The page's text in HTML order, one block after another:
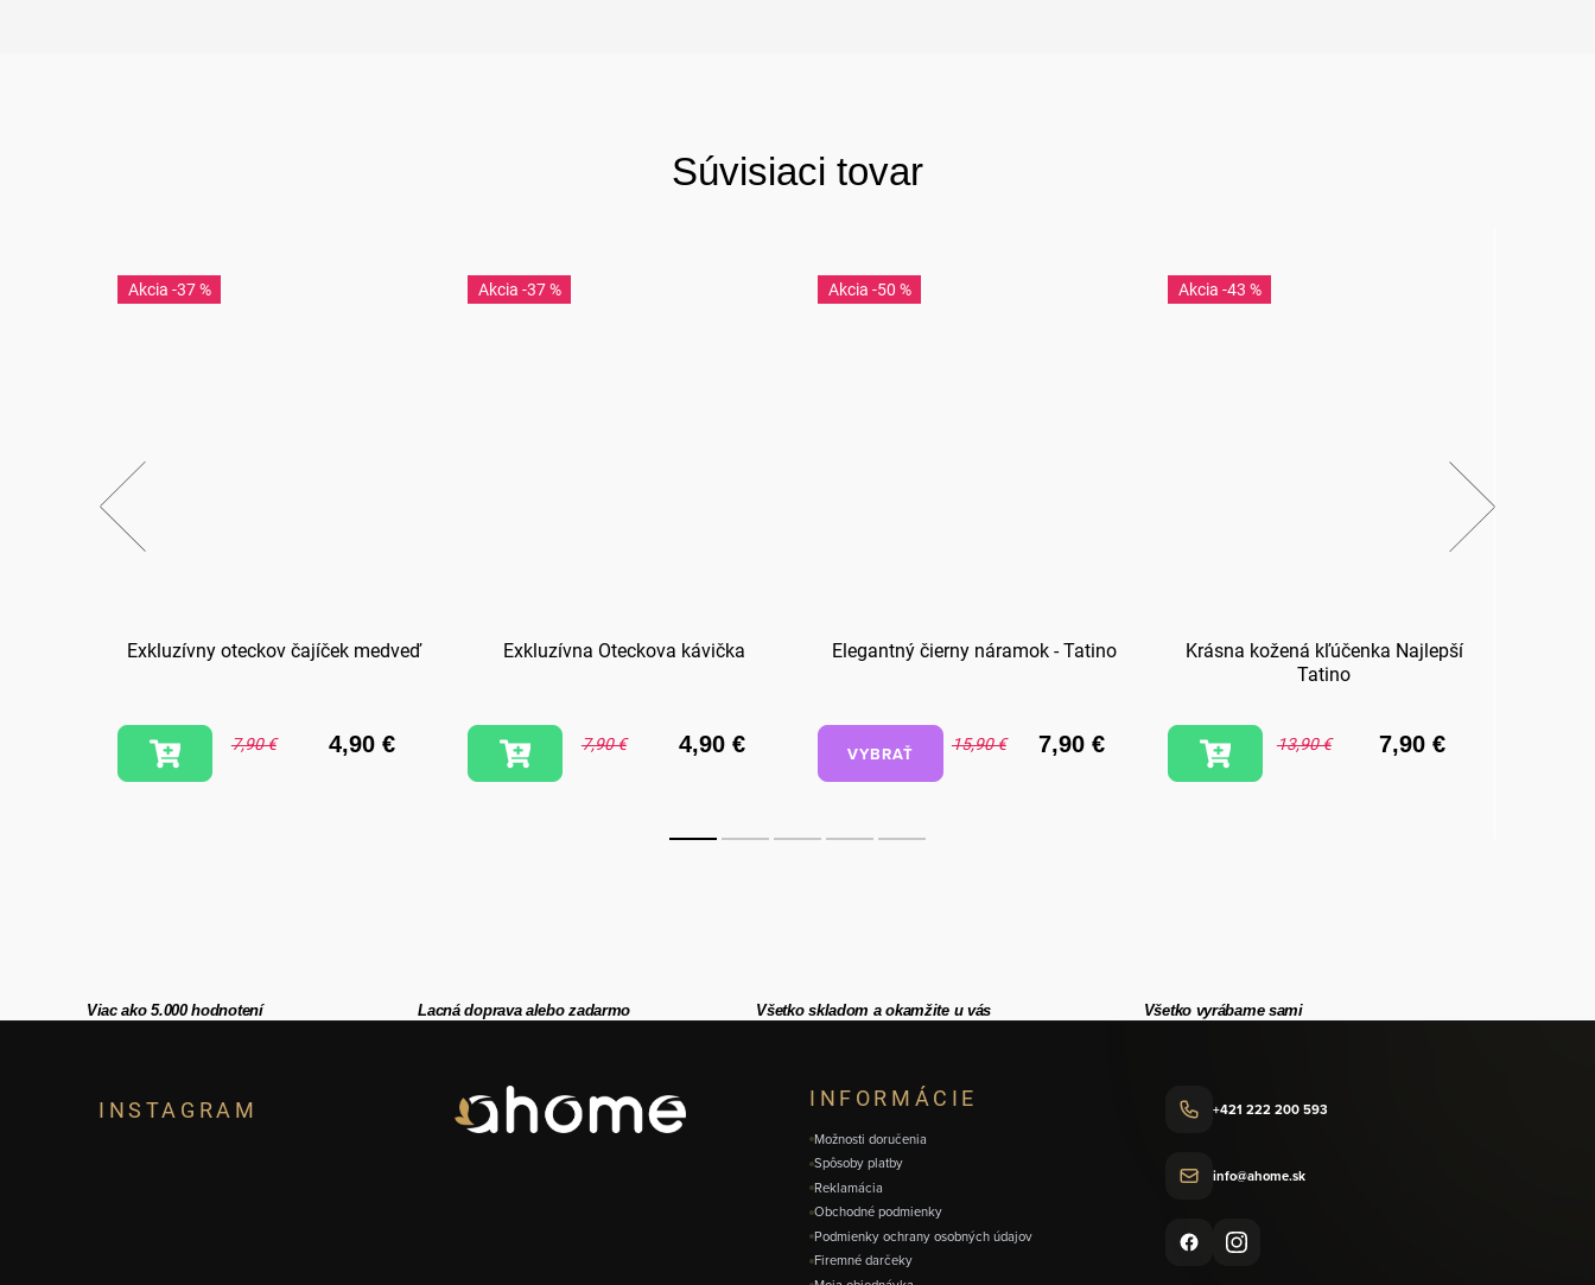
Súvisiaci tovar
-37 %
Exkluzívny oteckov čajíček medveď
7,90 € 4,90 €
-37 %
Exkluzívna Oteckova kávička
7,90 € 4,90 €
-50 %
Elegantný čierny náramok - Tatino
15,90 € 7,90 €
VYBRAŤ
-43 %
Krásna kožená kľúčenka Najlepší
Tatino
13,90 € 7,90 €
Viac ako 5.000 hodnotení Lacná doprava alebo zadarmo Všetko skladom a okamžite u vás Všetko vyrábame sami
INSTAGRAM INFORMÁCIE
Možnosti doručenia
Spôsoby platby
Reklamácia
Obchodné podmienky
Podmienky ochrany osobných údajov
Firemné darčeky
+421 222 200 593
info@ahome.sk